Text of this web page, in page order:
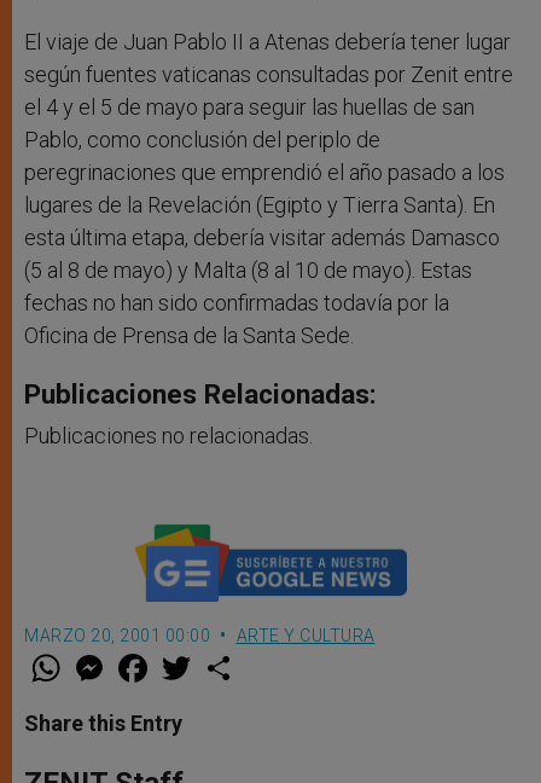
El viaje de Juan Pablo II a Atenas debería tener lugar
según fuentes vaticanas consultadas por Zenit entre
el 4 y el 5 de mayo para seguir las huellas de san
Pablo, como conclusión del periplo de
peregrinaciones que emprendió el año pasado a los
lugares de la Revelación (Egipto y Tierra Santa). En
esta última etapa, debería visitar además Damasco
(5 al 8 de mayo) y Malta (8 al 10 de mayo). Estas
fechas no han sido confirmadas todavía por la
Oficina de Prensa de la Santa Sede.
Publicaciones Relacionadas:
Publicaciones no relacionadas.
MARZO 20, 2001 00:00 ARTE Y CULTURA
W
t
s
p
M
e
s
e
g
F
a
e
b
o
w
Share this Entry